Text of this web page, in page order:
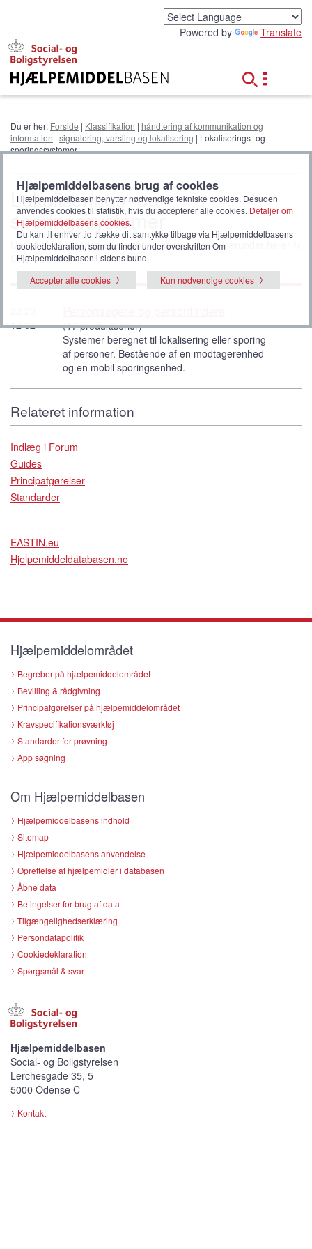
Powered by Translate
Du er her: Forside | Klassifikation | håndtering af kommunikation og
information | signalering, varsling og lokalisering | Lokaliserings- og
sporingssystemer
Lokaliserings- og
sporingssystemer
Udstyr til lokalisering eller sporing af en person. Herunder hører fx
GPS-trackere.
12 02
(17 produktserier)
Systemer beregnet til lokalisering eller sporing
af personer. Bestående af en modtagerenhed
og en mobil sporingsenhed.
Relateret information
Indlæg i Forum
Guides
Principafgørelser
Standarder
EASTIN.eu
Hjelpemiddeldatabasen.no
Hjælpemiddelområdet
Begreber på hjælpemiddelområdet
Bevilling & rådgivning
Principafgørelser på hjælpemiddelområdet
Kravspecifikationsværktøj
Standarder for prøvning
App søgning
Om Hjælpemiddelbasen
Hjælpemiddelbasens indhold
Sitemap
Hjælpemiddelbasens anvendelse
Oprettelse af hjælpemidler i databasen
Åbne data
Betingelser for brug af data
Tilgængelighedserklæring
Persondatapolitik
Cookiedeklaration
Spørgsmål & svar
Hjælpemiddelbasen
Social- og Boligstyrelsen
Lerchesgade 35, 5
5000 Odense C
Kontakt
Hjælpemiddelbasens brug af cookies
Hjælpemiddelbasen benytter nødvendige tekniske cookies. Desuden
anvendes cookies til statistik, hvis du accepterer alle cookies. Detaljer om
Hjælpemiddelbasens cookies.
Du kan til enhver tid trække dit samtykke tilbage via Hjælpemiddelbasens
cookiedeklaration, som du finder under overskriften Om
Hjælpemiddelbasen i sidens bund.
Accepter alle cookies
Kun nødvendige cookies